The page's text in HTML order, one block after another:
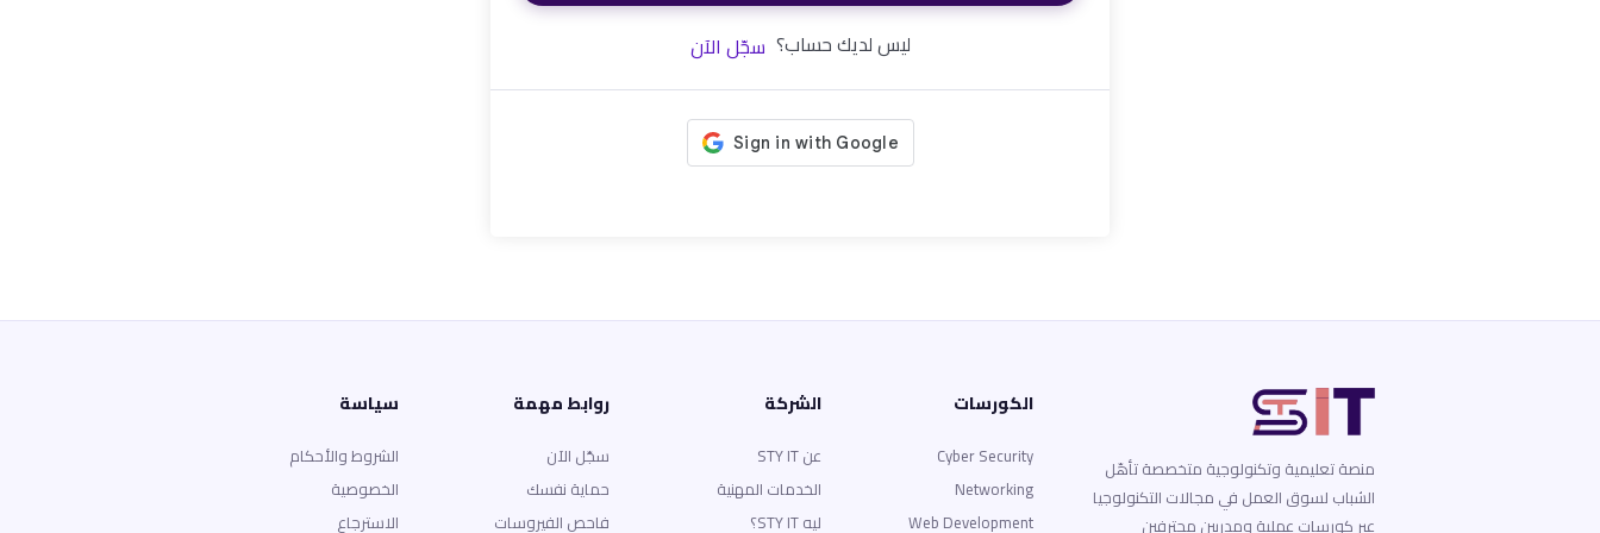
ليس لديك حساب؟ سجّل الآن
منصة تعليمية وتكنولوجية متخصصة تأهّل
الشباب لسوق العمل في مجالات التكنولوجيا
عبر كورسات عملية ومدربين محترفين
الكورسات
Cyber Security
Networking
Web Development
الشركة
عن STY IT
الخدمات المهنية
ليه STY IT؟
روابط مهمة
سجّل الآن
حماية نفسك
فاحص الفيروسات
سياسة
الشروط والأحكام
الخصوصية
الاسترجاع